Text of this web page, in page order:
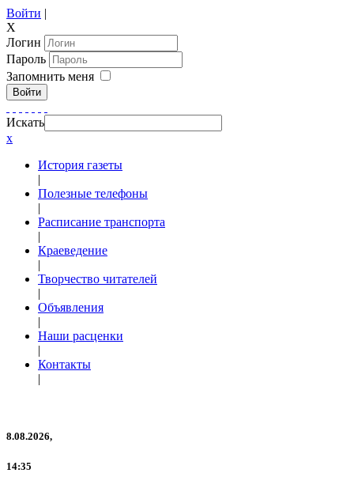
Войти |
X
Логин
Пароль
Запомнить меня
Войти
Искать
x
История газеты
|
Полезные телефоны
|
Расписание транспорта
|
Краеведение
|
Творчество читателей
|
Объявления
|
Наши расценки
|
Контакты
|
8.08.2026,
14:35